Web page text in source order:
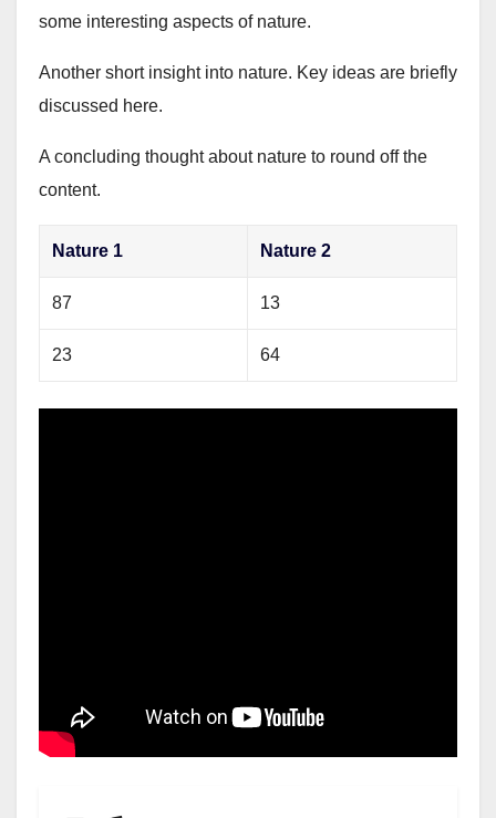
some interesting aspects of nature.
Another short insight into nature. Key ideas are briefly
discussed here.
A concluding thought about nature to round off the
content.
Nature 1 Nature 2
87 13
23 64